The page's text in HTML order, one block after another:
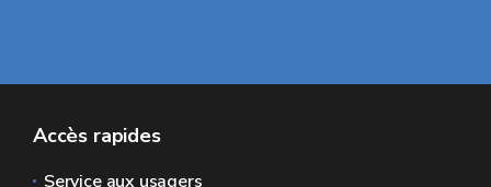
Accès rapides
Service aux usagers